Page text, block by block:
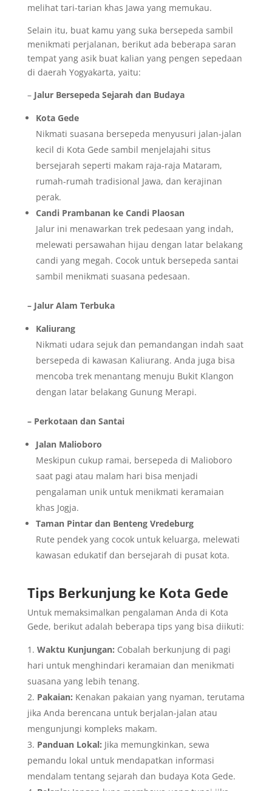
melihat tari-tarian khas Jawa yang memukau.
Selain itu, buat kamu yang suka bersepeda sambil
menikmati perjalanan, berikut ada beberapa saran
tempat yang asik buat kalian yang pengen sepedaan
di daerah Yogyakarta, yaitu:
– Jalur Bersepeda Sejarah dan Budaya
Kota Gede
Nikmati suasana bersepeda menyusuri jalan-jalan
kecil di Kota Gede sambil menjelajahi situs
bersejarah seperti makam raja-raja Mataram,
rumah-rumah tradisional Jawa, dan kerajinan
perak.
Candi Prambanan ke Candi Plaosan
Jalur ini menawarkan trek pedesaan yang indah,
melewati persawahan hijau dengan latar belakang
candi yang megah. Cocok untuk bersepeda santai
sambil menikmati suasana pedesaan.
– Jalur Alam Terbuka
Kaliurang
Nikmati udara sejuk dan pemandangan indah saat
bersepeda di kawasan Kaliurang. Anda juga bisa
mencoba trek menantang menuju Bukit Klangon
dengan latar belakang Gunung Merapi.
– Perkotaan dan Santai
Jalan Malioboro
Meskipun cukup ramai, bersepeda di Malioboro
saat pagi atau malam hari bisa menjadi
pengalaman unik untuk menikmati keramaian
khas Jogja.
Taman Pintar dan Benteng Vredeburg
Rute pendek yang cocok untuk keluarga, melewati
kawasan edukatif dan bersejarah di pusat kota.
Tips Berkunjung ke Kota Gede
Untuk memaksimalkan pengalaman Anda di Kota
Gede, berikut adalah beberapa tips yang bisa diikuti:
Waktu Kunjungan: Cobalah berkunjung di pagi
hari untuk menghindari keramaian dan menikmati
suasana yang lebih tenang.
Pakaian: Kenakan pakaian yang nyaman, terutama
jika Anda berencana untuk berjalan-jalan atau
mengunjungi kompleks makam.
Panduan Lokal: Jika memungkinkan, sewa
pemandu lokal untuk mendapatkan informasi
mendalam tentang sejarah dan budaya Kota Gede.